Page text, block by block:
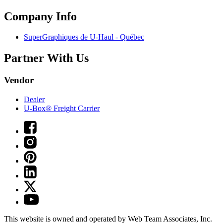
Company Info
SuperGraphiques de U-Haul - Québec
Partner With Us
Vendor
Dealer
U-Box® Freight Carrier
This website is owned and operated by Web Team Associates, Inc.